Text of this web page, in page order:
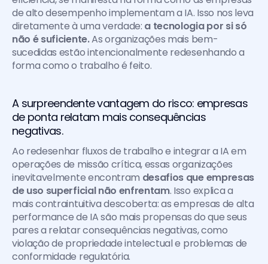
de alto desempenho implementam a IA. Isso nos leva
diretamente à uma verdade: a tecnologia por si só
não é suficiente. As organizações mais bem-
sucedidas estão intencionalmente redesenhando a
forma como o trabalho é feito.
A surpreendente vantagem do risco: empresas
de ponta relatam mais consequências
negativas.
Ao redesenhar fluxos de trabalho e integrar a IA em
operações de missão crítica, essas organizações
inevitavelmente encontram desafios que empresas
de uso superficial não enfrentam. Isso explica a
mais contraintuitiva descoberta: as empresas de alta
performance de IA são mais propensas do que seus
pares a relatar consequências negativas, como
violação de propriedade intelectual e problemas de
conformidade regulatória.